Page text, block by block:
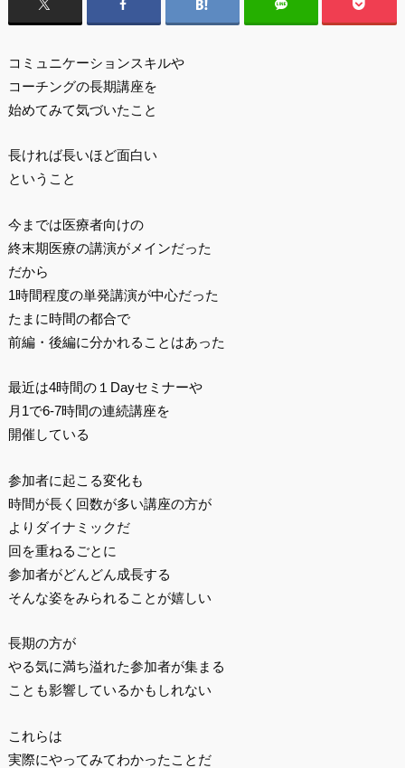
コミュニケーションスキルや
コーチングの長期講座を
始めてみて気づいたこと
長ければ長いほど面白い
ということ
今までは医療者向けの
終末期医療の講演がメインだった
だから
1時間程度の単発講演が中心だった
たまに時間の都合で
前編・後編に分かれることはあった
最近は4時間の１Dayセミナーや
月1で6-7時間の連続講座を
開催している
参加者に起こる変化も
時間が長く回数が多い講座の方が
よりダイナミックだ
回を重ねるごとに
参加者がどんどん成長する
そんな姿をみられることが嬉しい
長期の方が
やる気に満ち溢れた参加者が集まる
ことも影響しているかもしれない
これらは
実際にやってみてわかったことだ